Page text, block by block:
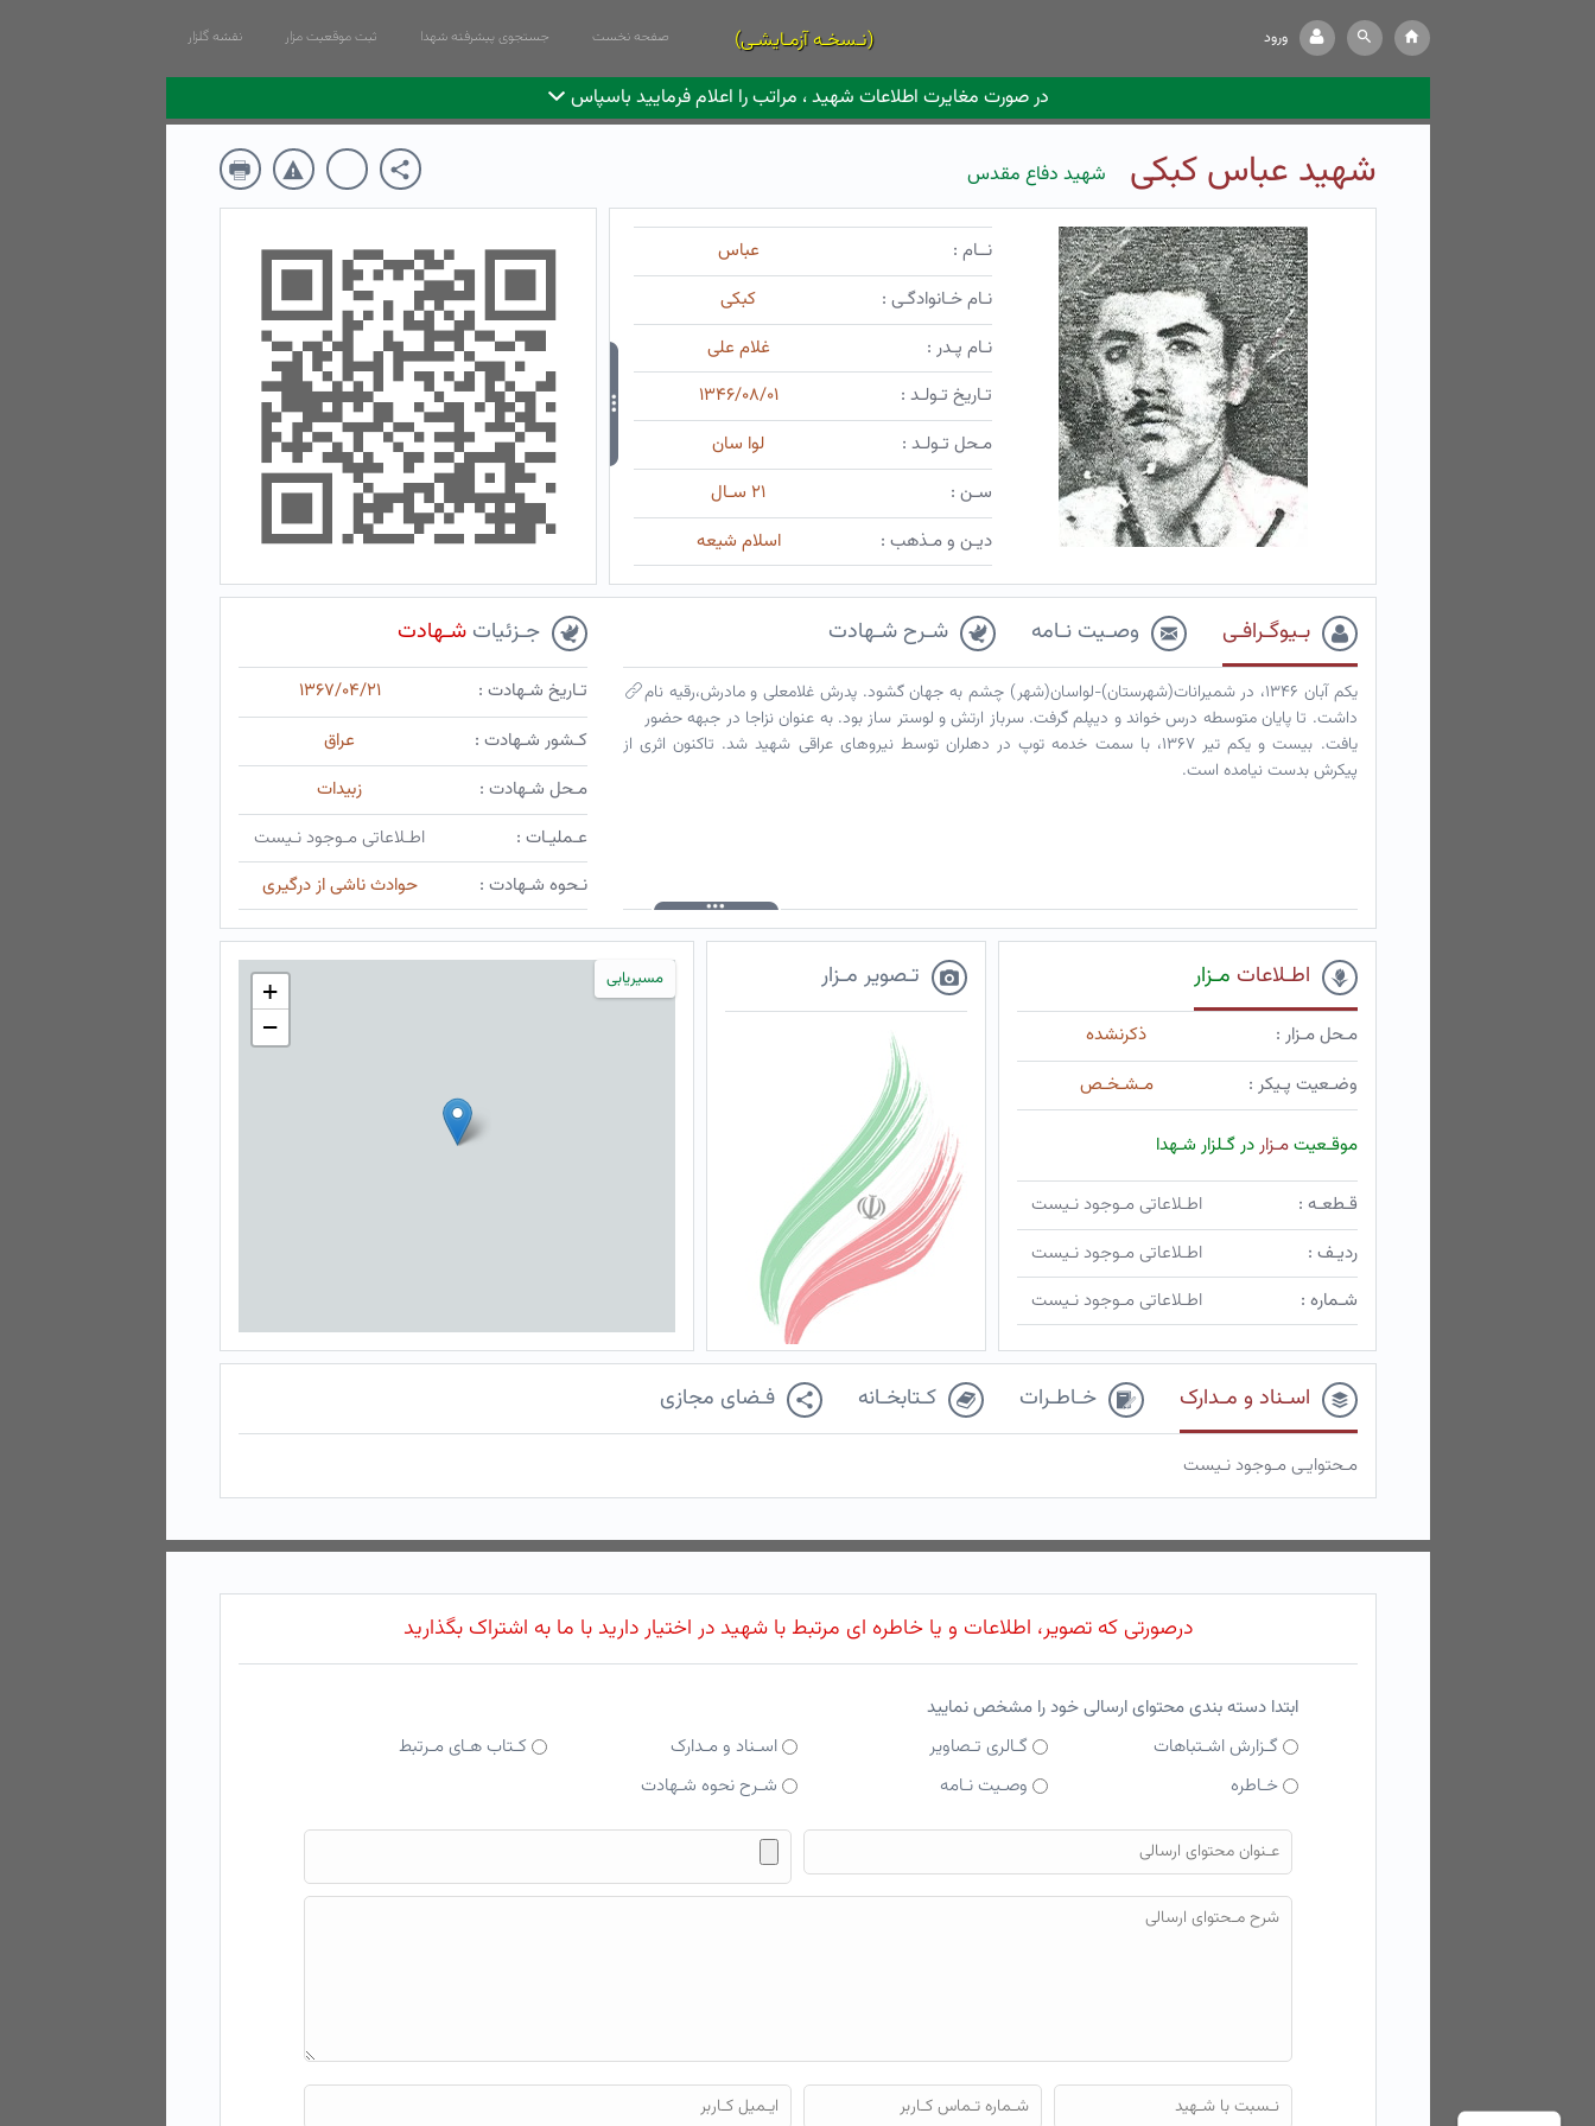
ورود (نـسخـه آزمـایشـی) صفحه نخست جستجوی پیشرفته شهدا ثبت موقعیت مزار نقشه گلزار
در صورت مغایرت اطلاعات شهید ، مراتب را اعلام فرمایید باسپاس
شهید عباس کبکی شهید دفاع مقدس
نــام :
عباس
نـام خـانوادگـی :
کبکی
نـام پـدر :
غلام علی
تـاریخ تـولـد :
۱۳۴۶/۰۸/۰۱
مـحل تـولـد :
لوا سان
سـن :
۲۱ سـال
دیـن و مـذهب :
اسلام شیعه
بـیوگـرافـی وصـیت نـامه شـرح شـهادت
یکم آبان ۱۳۴۶، در شمیرانات(شهرستان)-لواسان(شهر) چشم به جهان گشود. پدرش غلامعلی و مادرش،رقیه نام
داشت. تا پایان متوسطه درس خواند و دیپلم گرفت. سرباز ارتش و لوستر ساز بود. به عنوان نزاجا در جبهه حضور
یافت. بیست و یکم تیر ۱۳۶۷، با سمت خدمه توپ در دهلران توسط نیروهای عراقی شهید شد. تاکنون اثری از
پیکرش بدست نیامده است.
جـزئیاتشـهادت
تـاریخ شـهادت :
۱۳۶۷/۰۴/۲۱
کـشور شـهادت :
عراق
مـحل شـهادت :
زبیدات
عـملیـات :
اطـلاعاتی مـوجود نـیست
نـحوه شـهادت :
حوادث ناشی از درگیری
اطـلاعات مـزار
مـحل مـزار :
ذکرنشده
وضـعیت پـیکر :
مـشـخـص
موقـعیتمـزاردر گـلزار شـهدا
قـطعـه :
اطـلاعاتی مـوجود نـیست
ردیـف :
اطـلاعاتی مـوجود نـیست
شـماره :
اطـلاعاتی مـوجود نـیست
تـصویر مـزار مسیریابی
+
−
اسـناد و مـدارک خـاطـرات کـتابخـانه فـضای مجازی
مـحتوایـی مـوجود نـیست
درصورتی که تصویر، اطلاعات و یا خاطره ای مرتبط با شهید در اختیار دارید با ما به اشتراک بگذارید
ابتدا دسته بندی محتوای ارسالی خود را مشخص نمایید
گـزارش اشـتباهات
گـالری تـصاویر اسـناد و مـدارک
کـتاب هـای مـرتبط
خـاطره
وصـیت نـامه شـرح نحوه شـهادت
فایل محتوای ارسالی